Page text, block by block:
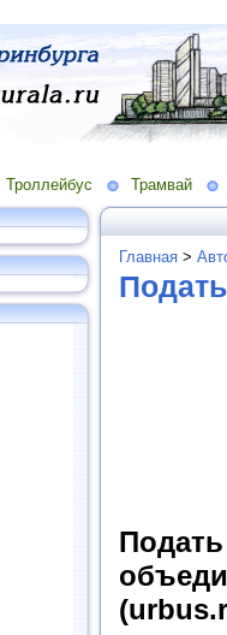
Троллейбус Трамвай
Главная >